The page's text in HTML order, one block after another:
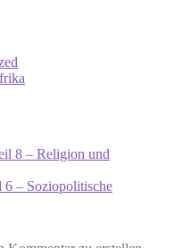
8 – Religion und
– Soziopolitische